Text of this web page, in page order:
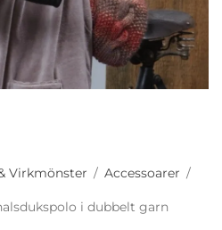
Virkmönster / Accessoarer /
i dubbelt garn